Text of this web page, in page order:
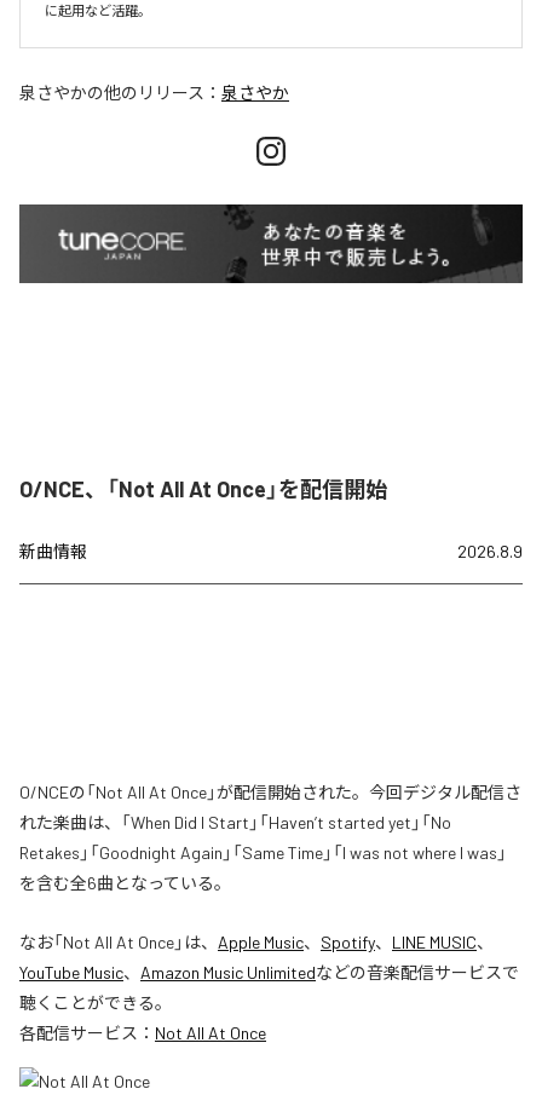
に起用など活躍。
泉さやかの他のリリース： 泉さやか
O/NCE、「Not All At Once」を配信開始
新曲情報 2026.8.9
O/NCEの「Not All At Once」が配信開始された。今回デジタル配信さ
れた楽曲は、「When Did I Start」「Haven’t started yet」「No
Retakes」「Goodnight Again」「Same Time」「I was not where I was」
を含む全6曲となっている。
なお「Not All At Once」は、 Apple Music、 Spotify、 LINE MUSIC、
YouTube Music、 Amazon Music Unlimitedなどの音楽配信サービスで
聴くことができる。
各配信サービス： Not All At Once